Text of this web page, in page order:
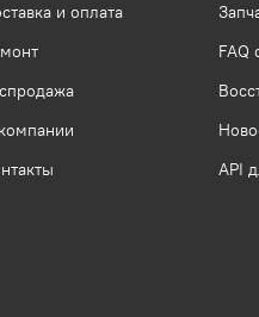
и оплата
FAQ
API